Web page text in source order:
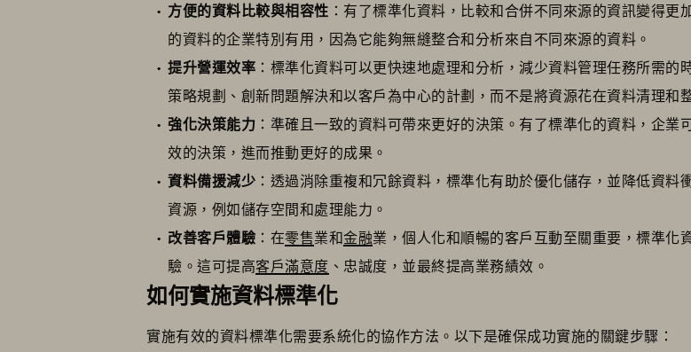
方便的資料比較與相容性 ：有了標準化資料，比較和合併不同來源的資訊變得
的資料的企業特別有用，因為它能夠無縫整合和分析來自不同來源的資料。
提升營運效率 ：標準化資料可以更快速地處理和分析，減少資料管理任務所需
策略規劃、創新問題解決和以客戶為中心的計劃，而不是將資源花在資料清理和
強化決策能力 ：準確且一致的資料可帶來更好的決策。有了標準化的資料，企
效的決策，進而推動更好的成果。
資料備援減少 ：透過消除重複和冗餘資料，標準化有助於優化儲存，並降低資
資源，例如儲存空間和處理能力。
改善客戶體驗 ：在零售業和金融業，個人化和順暢的客戶互動至關重要，標準化
驗。這可提高客戶滿意度 、忠誠度，並最終提高業務績效。
如何實施資料標準化
實施有效的資料標準化需要系統化的協作方法。以下是確保成功實施的關鍵步驟：